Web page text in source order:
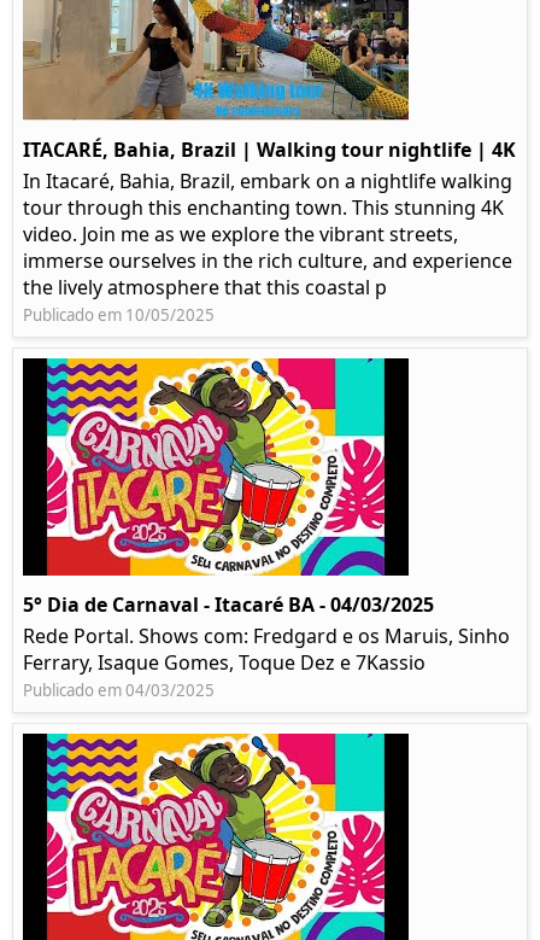
ITACARÉ, Bahia, Brazil | Walking tour nightlife | 4K
In Itacaré, Bahia, Brazil, embark on a nightlife walking
tour through this enchanting town. This stunning 4K
video. Join me as we explore the vibrant streets,
immerse ourselves in the rich culture, and experience
the lively atmosphere that this coastal p
Publicado em 10/05/2025
5° Dia de Carnaval - Itacaré BA - 04/03/2025
Rede Portal. Shows com: Fredgard e os Maruis, Sinho
Ferrary, Isaque Gomes, Toque Dez e 7Kassio
Publicado em 04/03/2025